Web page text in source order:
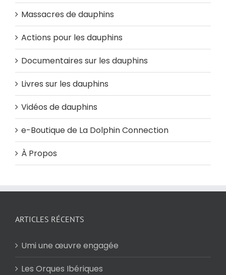
Massacres de dauphins
Actions pour les dauphins
Documentaires sur les dauphins
Livres sur les dauphins
Vidéos de dauphins
e-Boutique de La Dolphin Connection
À Propos
ARTICLES RÉCENTS
Umi une œuvre engagée
Les Orques Ibériques